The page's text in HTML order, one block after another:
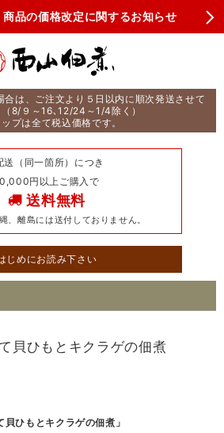
品の価格改定に関するお知らせ
は、ご注文より５日以内に順次発送させて
8/９～16､12/24～1/4除く）
プは全て税込価格です。
送（同一箇所）につき
円以上ご購入で
送料無料
、離島には送付しておりません。
じめにお読み下さい
貝ひもとキクラゲの佃煮
ひもとキクラゲの佃煮」